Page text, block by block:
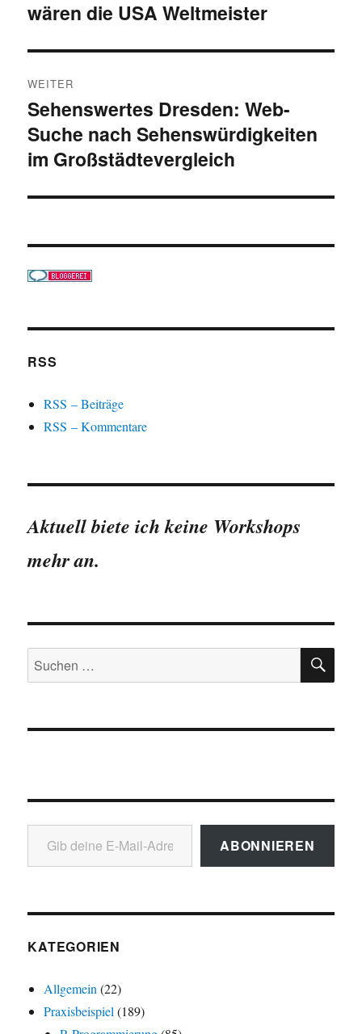
wären die USA Weltmeister
WEITER
Nächster
Beitrag:
Sehenswertes Dresden: Web-
Suche nach Sehenswürdigkeiten
im Großstädtevergleich
RSS
RSS – Beiträge
RSS – Kommentare
Aktuell biete ich keine Workshops
mehr an.
Suchen
nach:
Gib deine E-Mail-Adresse ein ...
ABONNIEREN
KATEGORIEN
Allgemein (22)
Praxisbeispiel (189)